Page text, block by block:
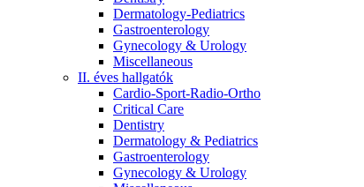
Dermatology-Pediatrics
Gastroenterology
Gynecology & Urology
Miscellaneous
II. éves hallgatók
Cardio-Sport-Radio-Ortho
Critical Care
Dentistry
Dermatology & Pediatrics
Gastroenterology
Gynecology & Urology